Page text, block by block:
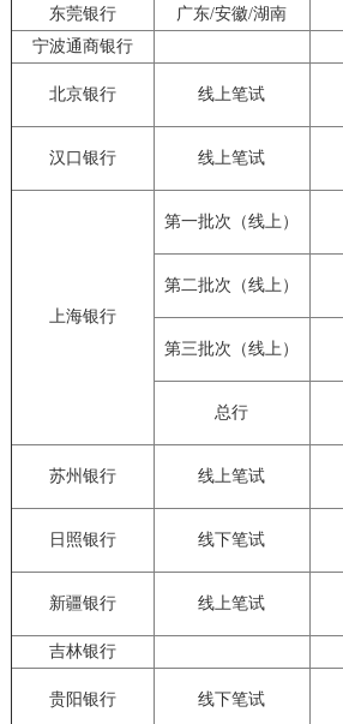
东莞银行
广东/安徽/湖南
宁波通商银行
北京银行 线上笔试
汉口银行 线上笔试
上海银行
第一批次（线上）
第二批次（线上）
第三批次（线上）
总行
苏州银行 线上笔试
日照银行 线下笔试
新疆银行 线上笔试
吉林银行
贵阳银行 线下笔试